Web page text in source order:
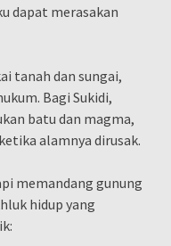
dapat merasakan
tanah dan sungai,
Bagi Sukidi,
batu dan magma,
alamnya dirusak.
memandang gunung
hidup yang